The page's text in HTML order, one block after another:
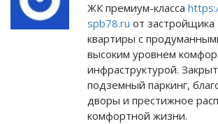
ЖК премиум-класса
spb78.ru от
квартиры с
высоким уровнем
инфраструктурой.
подземный паркинг,
дворы и престижное
комфортной жизни.